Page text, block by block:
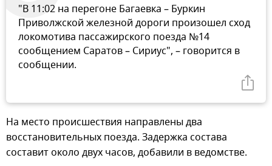
"В 11:02 на перегоне Багаевка – Буркин
Приволжской железной дороги произошел сход
локомотива пассажирского поезда №14
сообщением Саратов – Сириус", – говорится в
сообщении.
На место происшествия направлены два
восстановительных поезда. Задержка состава
составит около двух часов, добавили в ведомстве.